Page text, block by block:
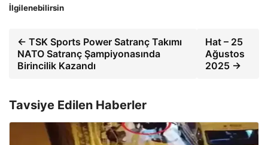
İlgilenebilirsin
← TSK Sports Power Satranç Takımı
NATO Satranç Şampiyonasında
Birincilik Kazandı
Hat – 25
Ağustos
2025 →
Tavsiye Edilen Haberler